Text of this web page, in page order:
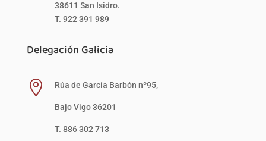
38611 San Isidro.
T. 922 391 989
Delegación Galicia
 Rúa de García Barbón nº95,
Bajo Vigo 36201
T. 886 302 713